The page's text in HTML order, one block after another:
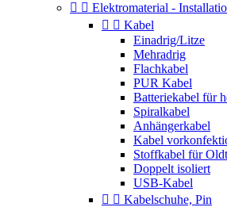
  Elektromaterial -
  Kabel
Einadrig/Litze
Mehradrig
Flachkabel
PUR Kabel
Batteriekabel für
Spiralkabel
Anhängerkabel
Kabel
Stoffkabel für
Doppelt isoliert
USB-Kabel
  Kabelschuhe, Pin